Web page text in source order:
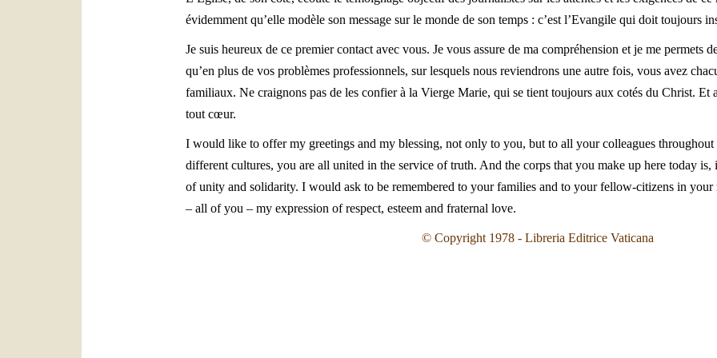
évidemment qu’elle modèle son message sur le monde de son temps : c’est l’Evangile qui doit toujours
Je suis heureux de ce premier contact avec vous. Je vous assure de ma compréhension et je me permets
qu’en plus de vos problèmes professionnels, sur lesquels nous reviendrons une autre fois, vous avez
familiaux. Ne craignons pas de les confier à la Vierge Marie, qui se tient toujours aux cotés du Christ. Et
tout cœur.
I would like to offer my greetings and my blessing, not only to you, but to all your colleagues
different cultures, you are all united in the service of truth. And the corps that you make up here today
of unity and solidarity. I would ask to be remembered to your families and to your fellow-citizens in your
– all of you – my expression of respect, esteem and fraternal love.
© Copyright 1978 - Libreria Editrice Vaticana